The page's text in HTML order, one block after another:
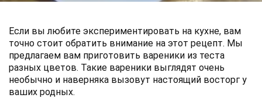
Если вы любите экспериментировать на кухне, вам
точно стоит обратить внимание на этот рецепт. Мы
предлагаем вам приготовить вареники из теста
разных цветов. Такие вареники выглядят очень
необычно и наверняка вызовут настоящий восторг у
ваших родных.